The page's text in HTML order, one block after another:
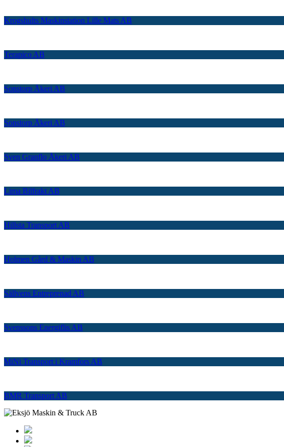
Krogshults Maskinstation Lille Mats AB
Terapico AB
Sonstorp Åkeri AB
Sonstorp Åkeri AB
Sven Granflo Åkeri AB
Lima Bilfrakt AB
Hillsta Transport AB
Holmen Gård & Maskin AB
Sällvens Entreprenad AB
Svenssons Energiflis AB
MiNi Transport i Kramfors AB
BMR Transport AB